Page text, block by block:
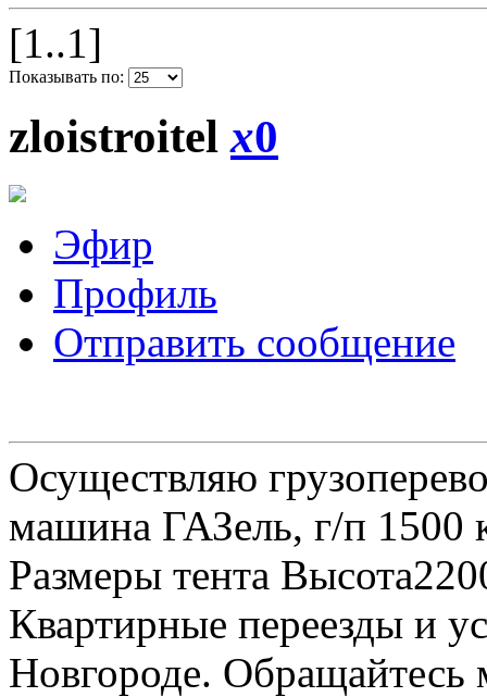
[1..1]
Показывать по:
zloistroitelx0
Эфир
Профиль
Отправить сообщение
Осуществляю
машина ГАЗель, г/п 1500
Размеры тента
Квартирные переезды и
Новгороде.